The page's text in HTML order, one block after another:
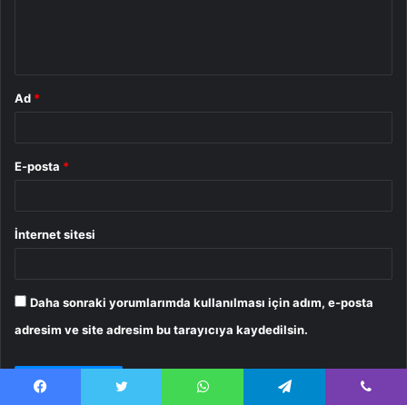
Ad *
E-posta *
İnternet sitesi
Daha sonraki yorumlarımda kullanılması için adım, e-posta
adresim ve site adresim bu tarayıcıya kaydedilsin.